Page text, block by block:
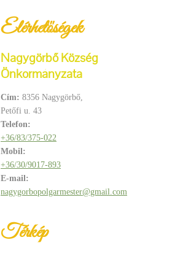
Elérhetőségek
Nagygörbő Község
Önkormányzata
Cím: 8356 Nagygörbő,
Petőfi u. 43
Telefon:
+36/83/375-022
Mobil:
+36/30/9017-893
E-mail:
nagygorbopolgarmester@gmail.com
Térkép